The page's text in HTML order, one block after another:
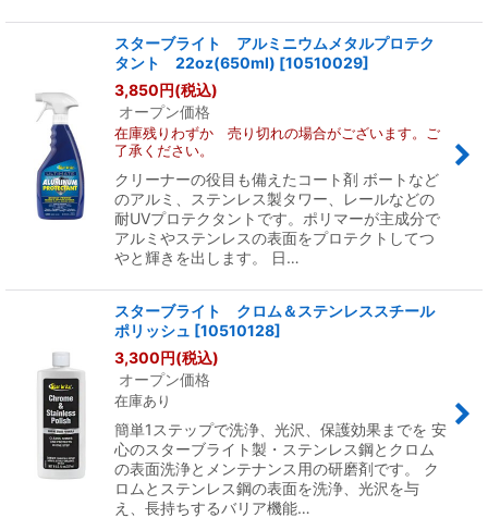
スターブライト アルミニウムメタルプロテク
タント 22oz(650ml) [10510029]
3,850円(税込)
オープン価格
在庫残りわずか 売り切れの場合がございます。ご
了承ください。
クリーナーの役目も備えたコート剤 ボートなど
のアルミ、ステンレス製タワー、レールなどの
耐UVプロテクタントです。ポリマーが主成分で
アルミやステンレスの表面をプロテクトしてつ
やと輝きを出します。 日…
スターブライト クロム＆ステンレススチール
ポリッシュ [10510128]
3,300円(税込)
オープン価格
在庫あり
簡単1ステップで洗浄、光沢、保護効果までを 安
心のスターブライト製・ステンレス鋼とクロム
の表面洗浄とメンテナンス用の研磨剤です。 ク
ロムとステンレス鋼の表面を洗浄、光沢を与
え、長持ちするバリア機能…